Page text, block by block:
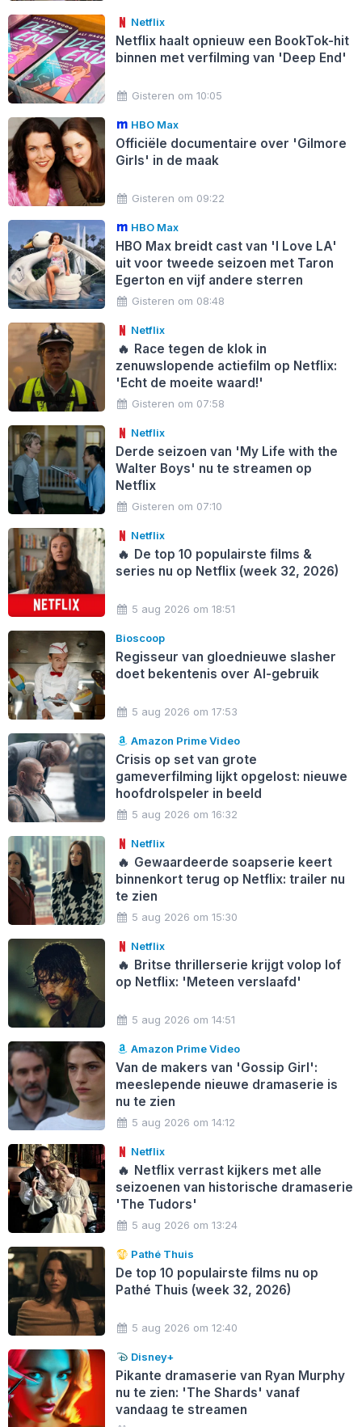
Netflix
Netflix haalt opnieuw een BookTok-hit
binnen met verfilming van 'Deep End'
Gisteren om 10:05
HBO Max
Officiële documentaire over 'Gilmore
Girls' in de maak
Gisteren om 09:22
HBO Max
HBO Max breidt cast van 'I Love LA'
uit voor tweede seizoen met Taron
Egerton en vijf andere sterren
Gisteren om 08:48
Netflix
🔥 Race tegen de klok in
zenuwslopende actiefilm op Netflix:
'Echt de moeite waard!'
Gisteren om 07:58
Netflix
Derde seizoen van 'My Life with the
Walter Boys' nu te streamen op
Netflix
Gisteren om 07:10
Netflix
🔥 De top 10 populairste films &
series nu op Netflix (week 32, 2026)
5 aug 2026 om 18:51
Bioscoop
Regisseur van gloednieuwe slasher
doet bekentenis over AI-gebruik
5 aug 2026 om 17:53
Amazon Prime Video
Crisis op set van grote
gameverfilming lijkt opgelost: nieuwe
hoofdrolspeler in beeld
5 aug 2026 om 16:32
Netflix
🔥 Gewaardeerde soapserie keert
binnenkort terug op Netflix: trailer nu
te zien
5 aug 2026 om 15:30
Netflix
🔥 Britse thrillerserie krijgt volop lof
op Netflix: 'Meteen verslaafd'
5 aug 2026 om 14:51
Amazon Prime Video
Van de makers van 'Gossip Girl':
meeslepende nieuwe dramaserie is
nu te zien
5 aug 2026 om 14:12
Netflix
🔥 Netflix verrast kijkers met alle
seizoenen van historische dramaserie
'The Tudors'
5 aug 2026 om 13:24
Pathé Thuis
De top 10 populairste films nu op
Pathé Thuis (week 32, 2026)
5 aug 2026 om 12:40
Disney+
Pikante dramaserie van Ryan Murphy
nu te zien: 'The Shards' vanaf
vandaag te streamen